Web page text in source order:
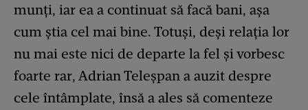
munți, iar ea a continuat să facă bani, așa
cum știa cel mai bine. Totuși, deși relația lor
nu mai este nici de departe la fel și vorbesc
foarte rar, Adrian Teleșpan a auzit despre
cele întâmplate, însă a ales să comenteze